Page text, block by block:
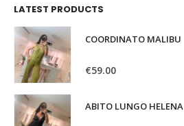
LATEST PRODUCTS
COORDINATO MALIBU
0Su 5
€59.00
ABITO LUNGO HELENA